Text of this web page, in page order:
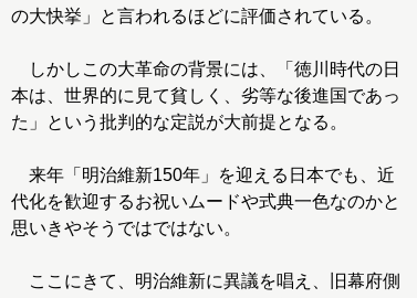
の大快挙」と言われるほどに評価されている。
しかしこの大革命の背景には、「徳川時代の日
本は、世界的に見て貧しく、劣等な後進国であっ
た」という批判的な定説が大前提となる。
来年「明治維新150年」を迎える日本でも、近
代化を歓迎するお祝いムードや式典一色なのかと
思いきやそうではではない。
ここにきて、明治維新に異議を唱え、旧幕府側